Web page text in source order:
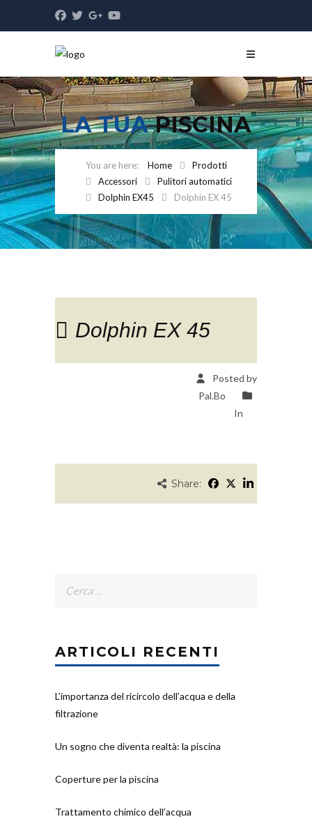
LA TUAPISCINA
Home
Prodotti
Accessori
Pulitori automatici
Dolphin EX45
Dolphin EX 45
Dolphin EX 45
Posted by
Pal.Bo
In
Share:
ARTICOLI RECENTI
L’importanza del ricircolo dell’acqua e della
filtrazione
Un sogno che diventa realtà: la piscina
Coperture per la piscina
Trattamento chimico dell’acqua